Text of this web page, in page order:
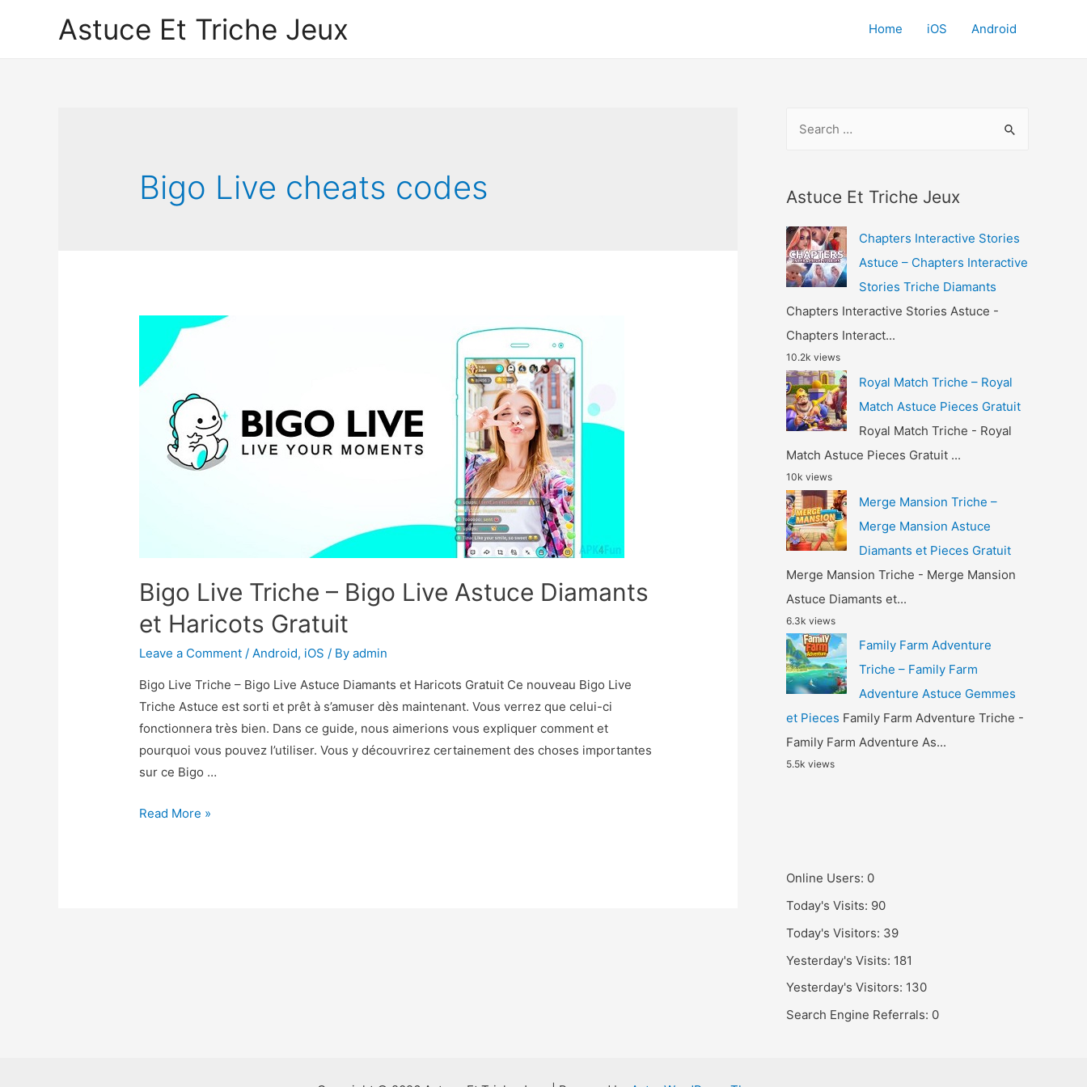
Astuce Et Triche Jeux Home iOS Android
Bigo Live cheats codes
Bigo Live Triche – Bigo Live Astuce Diamants
et Haricots Gratuit
Leave a Comment / Android, iOS / Byadmin
Bigo Live Triche – Bigo Live Astuce Diamants et Haricots Gratuit Ce nouveau Bigo Live
Triche Astuce est sorti et prêt à s’amuser dès maintenant. Vous verrez que celui-ci
fonctionnera très bien. Dans ce guide, nous aimerions vous expliquer comment et
pourquoi vous pouvez l’utiliser. Vous y découvrirez certainement des choses importantes
sur ce Bigo …
Bigo
Read More »
r
h
f
o
r
:
Astuce Et Triche Jeux
Chapters Interactive Stories
Astuce – Chapters Interactive
Stories Triche Diamants
Chapters Interactive Stories Astuce -
Chapters Interact...
10.2k views
Royal Match Triche – Royal
Match Astuce Pieces Gratuit
Royal Match Triche - Royal
Match Astuce Pieces Gratuit ...
10k views
Merge Mansion Triche –
Merge Mansion Astuce
Diamants et Pieces Gratuit
Merge Mansion Triche - Merge Mansion
Astuce Diamants et...
6.3k views
Family Farm Adventure
Triche – Family Farm
Adventure Astuce Gemmes
et Pieces Family Farm Adventure Triche -
Family Farm Adventure As...
5.5k views
Online Users: 0
Today's Visits: 90
Today's Visitors: 39
Yesterday's Visits: 181
Yesterday's Visitors: 130
Search Engine Referrals: 0